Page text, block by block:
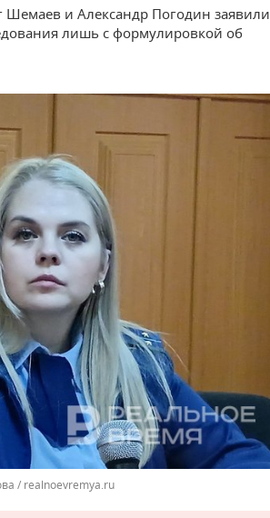
Шемаев и Александр Погодин заявили
лишь с формулировкой об
/ realnoevremya.ru